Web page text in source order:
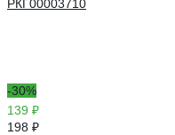
-30%
139 ₽
198 ₽